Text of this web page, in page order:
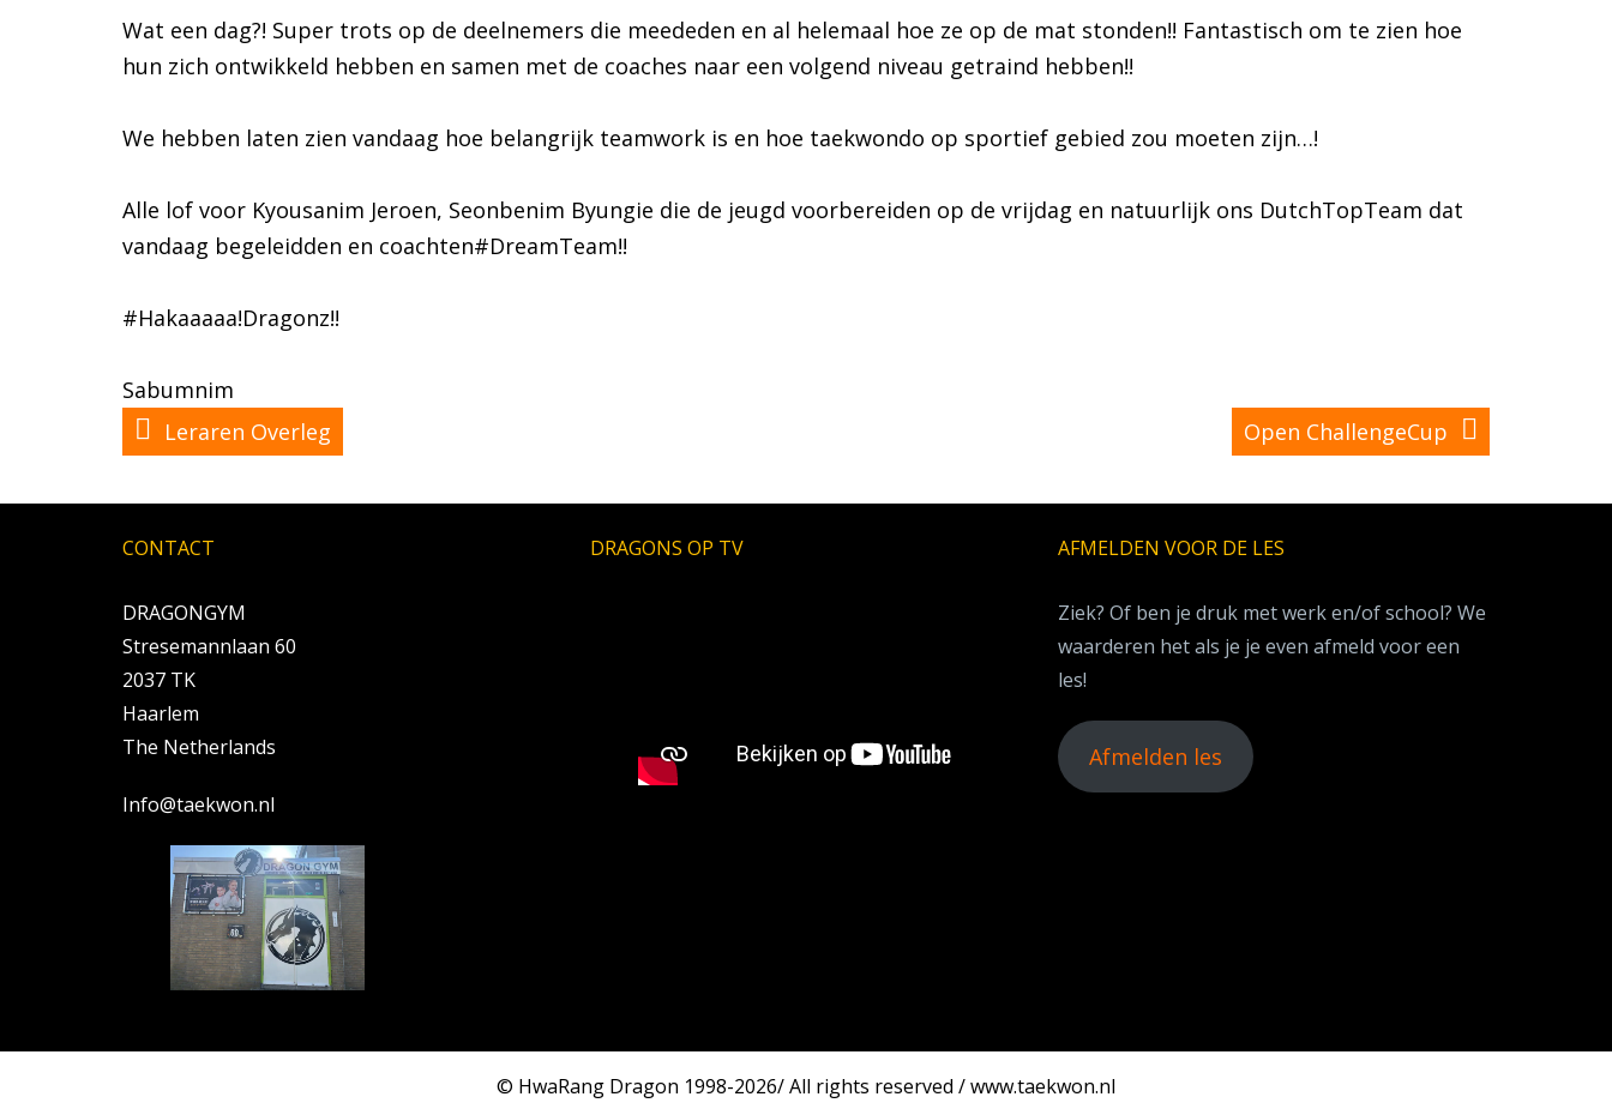
Wat een dag?! Super trots op de deelnemers die meededen en al helemaal hoe ze op de mat stonden!! Fantastisch om te zien hoe
hun zich ontwikkeld hebben en samen met de coaches naar een volgend niveau getraind hebben!!
We hebben laten zien vandaag hoe belangrijk teamwork is en hoe taekwondo op sportief gebied zou moeten zijn…!
Alle lof voor Kyousanim Jeroen, Seonbenim Byungie die de jeugd voorbereiden op de vrijdag en natuurlijk ons DutchTopTeam dat
vandaag begeleidden en coachten#DreamTeam!!
#Hakaaaaa!Dragonz!!
Sabumnim
Leraren Overleg
Open ChallengeCup
CONTACT
DRAGONGYM
Stresemannlaan 60
2037 TK
Haarlem
The Netherlands
Info@taekwon.nl
DRAGONS OP TV AFMELDEN VOOR DE LES
Ziek? Of ben je druk met werk en/of school? We
waarderen het als je je even afmeld voor een
les!
Afmelden les
© HwaRang Dragon 1998-2026/ All rights reserved / www.taekwon.nl